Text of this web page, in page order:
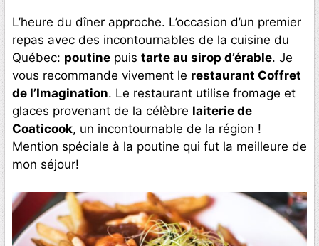
L’heure du dîner approche. L’occasion d’un premier
repas avec des incontournables de la cuisine du
Québec: poutine puis tarte au sirop d’érable. Je
vous recommande vivement le restaurant Coffret
de l’Imagination. Le restaurant utilise fromage et
glaces provenant de la célèbre laiterie de
Coaticook, un incontournable de la région !
Mention spéciale à la poutine qui fut la meilleure de
mon séjour!